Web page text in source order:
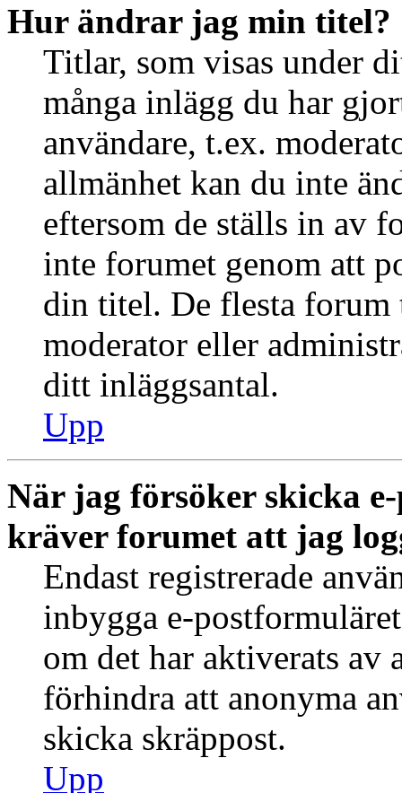
Hur ändrar jag min titel?
Titlar, som visas under
många inlägg du har
användare, t.ex.
allmänhet kan du inte
eftersom de ställs in av
inte forumet genom att
din titel. De flesta forum
moderator eller
ditt inläggsantal.
Upp
När jag försöker skicka
kräver forumet att jag
Endast registrerade
inbygga e-
om det har aktiverats av
förhindra att anonyma
skicka skräppost.
Upp